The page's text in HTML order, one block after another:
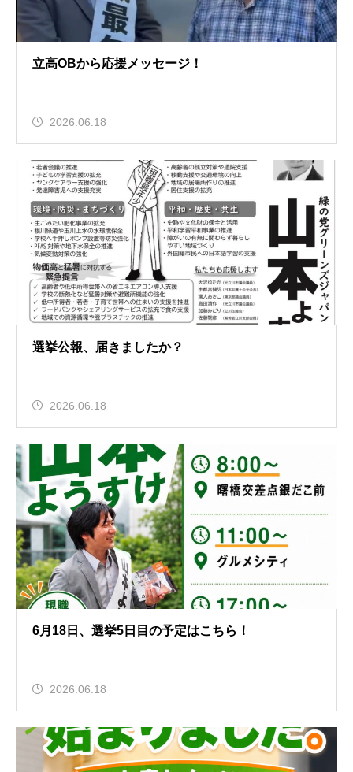
立高OBから応援メッセージ！
2026.06.18
選挙公報、届きましたか？
2026.06.18
6月18日、選挙5日目の予定はこちら！
2026.06.18